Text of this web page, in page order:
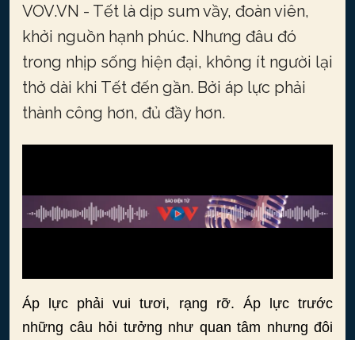
VOV.VN - Tết là dịp sum vầy, đoàn viên,
khởi nguồn hạnh phúc. Nhưng đâu đó
trong nhịp sống hiện đại, không ít người lại
thở dài khi Tết đến gần. Bởi áp lực phải
thành công hơn, đủ đầy hơn.
Áp lực phải vui tươi, rạng rỡ. Áp lực trước
những câu hỏi tưởng như quan tâm nhưng đôi